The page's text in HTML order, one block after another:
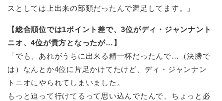
スとしては上出来の部類だったんで満足してます。」
【総合順位では1ポイント差で、3位がディ・ジャンナント
ニオ、4位が貴方となったが…】
「でも、あれがうちに出来る精一杯だったんで…（決勝で
は）なんとか4位に片足かけてたけど、ディ・ジャンナン
トニオにやられてしまいました。
もっと迫って行けてるって思い込んでたんで、ちょっと必